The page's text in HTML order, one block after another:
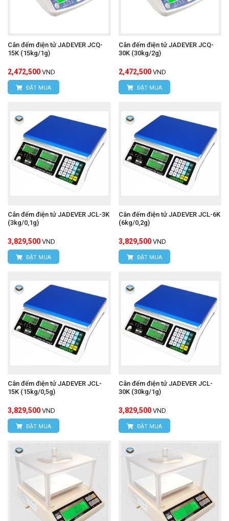
Cân đếm điện tử JADEVER JCQ-
15K (15kg/1g)
2,472,500 VND
ĐẶT MUA
Cân đếm điện tử JADEVER JCQ-
30K (30kg/2g)
2,472,500 VND
ĐẶT MUA
Cân đếm điện tử JADEVER JCL-3K
(3kg/0,1g)
3,829,500 VND
ĐẶT MUA
Cân đếm điện tử JADEVER JCL-6K
(6kg/0,2g)
3,829,500 VND
ĐẶT MUA
Cân đếm điện tử JADEVER JCL-
15K (15kg/0,5g)
3,829,500 VND
ĐẶT MUA
Cân đếm điện tử JADEVER JCL-
30K (30kg/1g)
3,829,500 VND
ĐẶT MUA